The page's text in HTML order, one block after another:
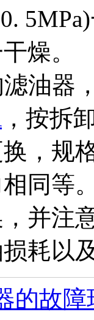
燥。
油器
，按拆
，规
同等
并注
耗以
的故